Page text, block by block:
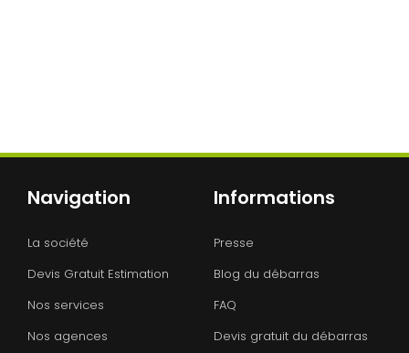
Navigation
La société
Devis Gratuit Estimation
Nos services
Nos agences
Informations
Presse
Blog du débarras
FAQ
Devis gratuit du débarras